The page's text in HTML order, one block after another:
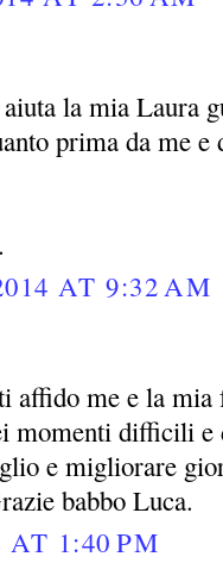
la mia Laura
prima da me
AT 9:32 AM
affido me e la
momenti difficili e
e migliorare
babbo Luca.
1:40 PM